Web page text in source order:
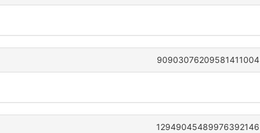
90903076209581411004
12949045489976392146